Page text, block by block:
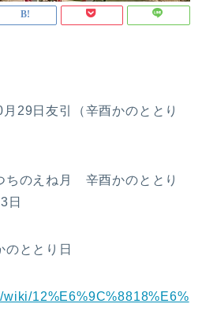
29日友引（辛酉かのととり
のえね月 辛酉かのととり
日
ととり日
12%E6%9C%8818%E6%